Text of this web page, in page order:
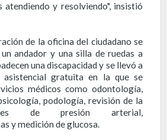
atendiendo y resolviendo", insistió
de la oficina del ciudadano se
andador y una silla de ruedas a
una discapacidad y se llevó a
asistencial gratuita en la que se
médicos como odontología,
podología, revisión de la
de presión arterial,
y medición de glucosa.